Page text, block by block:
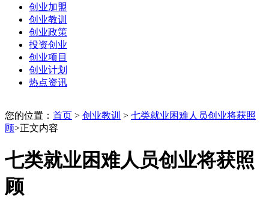
创业加盟
创业教训
创业政策
投资创业
创业项目
创业计划
热点资讯
您的位置： 首页 > 创业教训 > 七类就业困难人员创业将获照
顾>正文内容
七类就业困难人员创业将获照
顾